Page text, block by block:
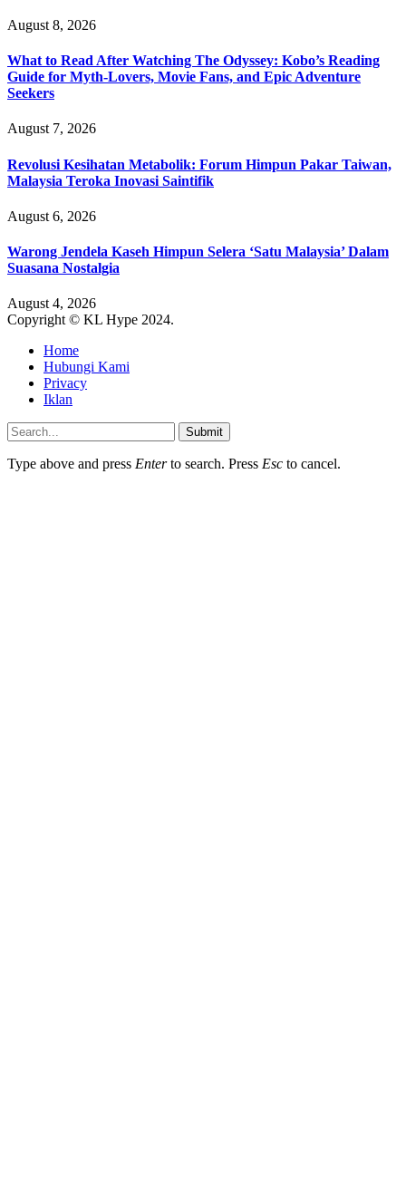
August 8, 2026
What to Read After Watching The Odyssey: Kobo’s Reading
Guide for Myth-Lovers, Movie Fans, and Epic Adventure
Seekers
August 7, 2026
Revolusi Kesihatan Metabolik: Forum Himpun Pakar Taiwan,
Malaysia Teroka Inovasi Saintifik
August 6, 2026
Warong Jendela Kaseh Himpun Selera ‘Satu Malaysia’ Dalam
Suasana Nostalgia
August 4, 2026
Copyright © KL Hype 2024.
Home
Hubungi Kami
Privacy
Iklan
Submit
Type above and press Enterto search. Press Esc to cancel.